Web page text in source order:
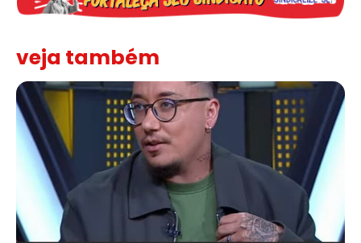
veja também
Solidariedade ao jornalista Caê Vasconcelos e repúdio aos